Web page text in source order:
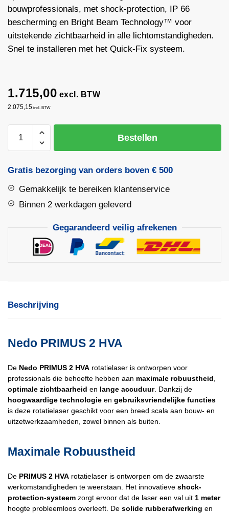
bouwprofessionals, met shock-protection, IP 66
bescherming en Bright Beam Technology™ voor
uitstekende zichtbaarheid in alle lichtomstandigheden.
Snel te installeren met het Quick-Fix systeem.
1.715,00 excl. BTW
2.075,15 incl. BTW
PRIMUS
HVA
aantal
Bestellen
Gratis bezorging van orders boven € 500
Gemakkelijk te bereiken klantenservice
Binnen 2 werkdagen geleverd
Gegarandeerd veilig afrekenen
Beschrijving
Nedo PRIMUS 2 HVA
De Nedo PRIMUS 2 HVA rotatielaser is ontworpen voor
professionals die behoefte hebben aan maximale robuustheid,
optimale zichtbaarheid en lange accuduur. Dankzij de
hoogwaardige technologie en gebruiksvriendelijke functies
is deze rotatielaser geschikt voor een breed scala aan bouw- en
uitzetwerkzaamheden, zowel binnen als buiten.
Maximale Robuustheid
De PRIMUS 2 HVA rotatielaser is ontworpen om de zwaarste
werkomstandigheden te weerstaan. Het innovatieve shock-
protection-systeem zorgt ervoor dat de laser een val uit 1 meter
hoogte probleemloos overleeft. De solide rubberafwerking en